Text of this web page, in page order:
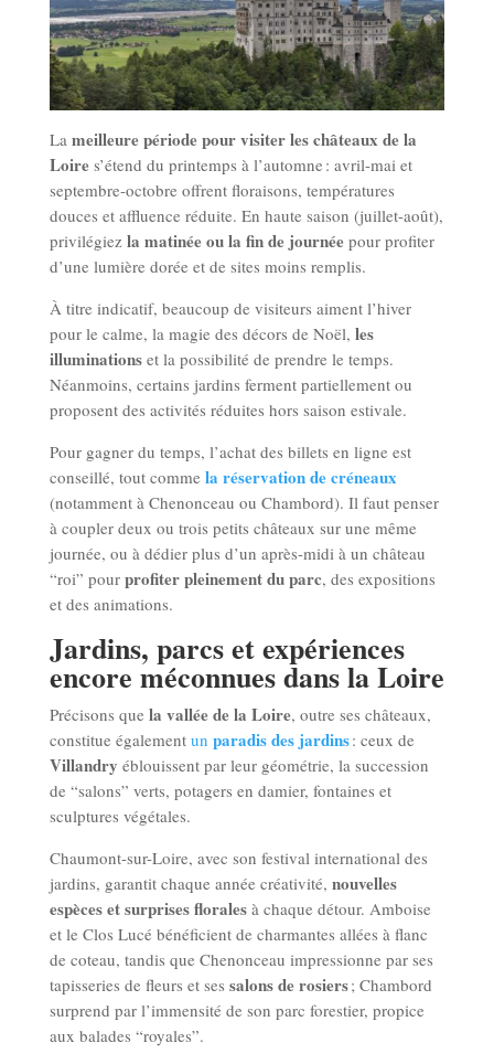
La meilleure période pour visiter les châteaux de la
Loire s’étend du printemps à l’automne : avril-mai et
septembre-octobre offrent floraisons, températures
douces et affluence réduite. En haute saison (juillet-août),
privilégiez la matinée ou la fin de journée pour profiter
d’une lumière dorée et de sites moins remplis.
À titre indicatif, beaucoup de visiteurs aiment l’hiver
pour le calme, la magie des décors de Noël, les
illuminationset la possibilité de prendre le temps.
Néanmoins, certains jardins ferment partiellement ou
proposent des activités réduites hors saison estivale.
Pour gagner du temps, l’achat des billets en ligne est
conseillé, tout comme la réservation de créneaux
(notamment à Chenonceau ou Chambord). Il faut penser
à coupler deux ou trois petits châteaux sur une même
journée, ou à dédier plus d’un après-midi à un château
“roi” pour profiter pleinement du parc, des expositions
et des animations.
Jardins, parcs et expériences
encore méconnues dans la Loire
Précisons que la vallée de la Loire, outre ses châteaux,
constitue également un paradis des jardins: ceux de
Villandry éblouissent par leur géométrie, la succession
de “salons” verts, potagers en damier, fontaines et
sculptures végétales.
Chaumont-sur-Loire, avec son festival international des
jardins, garantit chaque année créativité, nouvelles
espèces et surprises floralesà chaque détour. Amboise
et le Clos Lucé bénéficient de charmantes allées à flanc
de coteau, tandis que Chenonceau impressionne par ses
tapisseries de fleurs et ses salons de rosiers; Chambord
surprend par l’immensité de son parc forestier, propice
aux balades “royales”.